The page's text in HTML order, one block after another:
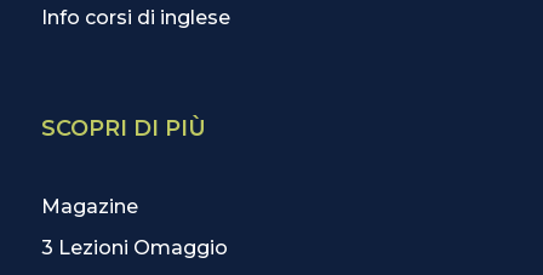
Info corsi di inglese
SCOPRI DI PIÙ
Magazine
3 Lezioni Omaggio